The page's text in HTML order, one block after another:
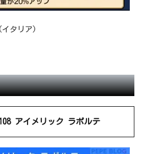
タリア)
アイメリック ラポルテ